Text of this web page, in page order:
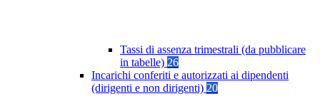
Tassi di assenza trimestrali (da pubblicare
in tabelle) 26
Incarichi conferiti e autorizzati ai dipendenti
(dirigenti e non dirigenti) 20